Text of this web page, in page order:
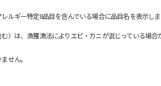
ギー特定8品目を含んでいる場合に品目名を表示しま
は、漁獲漁法によりエビ・カニが混じっている場
せん。